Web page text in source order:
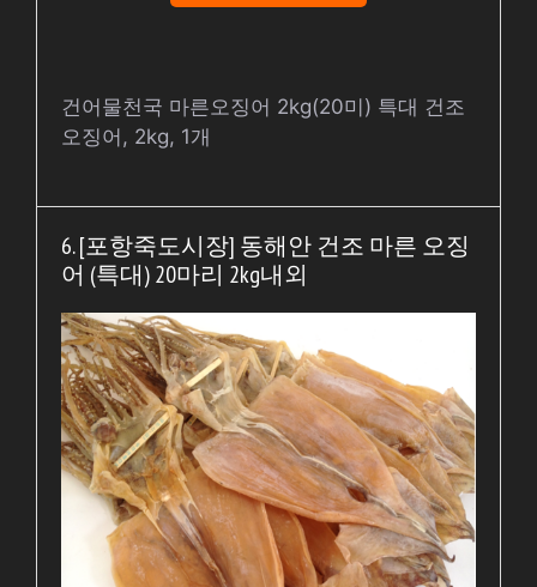
건어물천국 마른오징어 2kg(20미) 특대 건조
오징어, 2kg, 1개
6. [포항죽도시장] 동해안 건조 마른 오징
어 (특대) 20마리 2kg내외